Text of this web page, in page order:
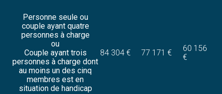
Personne seule ou
couple ayant quatre
personnes à charge
ou
Couple ayant trois
personnes à charge dont
au moins un des cinq
membres est en
situation de handicap
84 304 € 77 171 €
60 156
€